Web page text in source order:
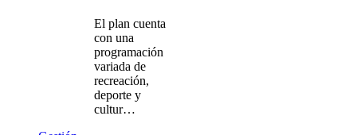
El plan cuenta
con una
programación
variada de
recreación,
deporte y
cultur…